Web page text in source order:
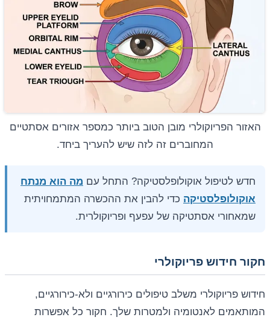
האזור הפריוקולרי מובן הטוב ביותר כמספר אזורים אסתטיים
המחוברים זה לזה שיש להעריך ביחד.
חדש לטיפול אוקולופלסטיקה? התחל עם מה הוא מנתח
אוקולופלסטיקה כדי להבין את ההכשרה המתמחויתית
שמאחורי אסתטיקה של עפעף ופריוקולרית.
חקור חידוש פריוקולרי
חידוש פריוקולרי משלב טיפולים כירורגיים ולא-כירורגיים,
המותאמים לאנטומיה ולמטרות שלך. חקור כל אפשרות